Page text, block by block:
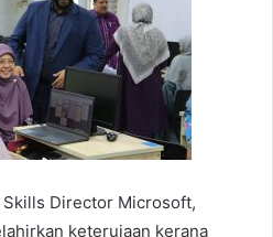
Director Microsoft,
keterujaan kerana